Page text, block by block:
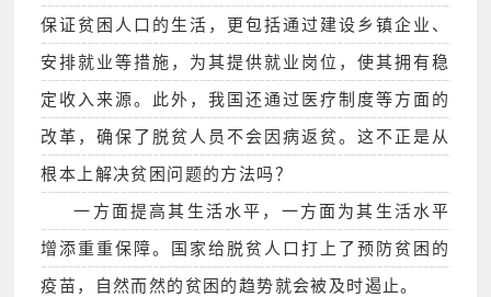
保证贫困人口的生活，更包括通过建设乡镇企业、
安排就业等措施，为其提供就业岗位，使其拥有稳
定收入来源。此外，我国还通过医疗制度等方面的
改革，确保了脱贫人员不会因病返贫。这不正是从
根本上解决贫困问题的方法吗？
一方面提高其生活水平，一方面为其生活水平
增添重重保障。国家给脱贫人口打上了预防贫困的
疫苗，自然而然的贫困的趋势就会被及时遏止。